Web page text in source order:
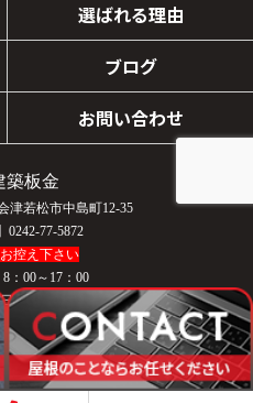
選ばれる理由
ブログ
お問い合わせ
築板金
津若松市中島町12-35
0242-77-5872
控え下さい
8：00～17：00
曜日／祝日
板金 All rights reserved.